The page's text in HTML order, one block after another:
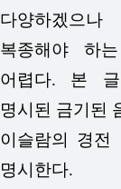
다양하겠으
복종해야 하
어렵다. 본 글
명시된 금기된
이슬람의 경전
명시한다.